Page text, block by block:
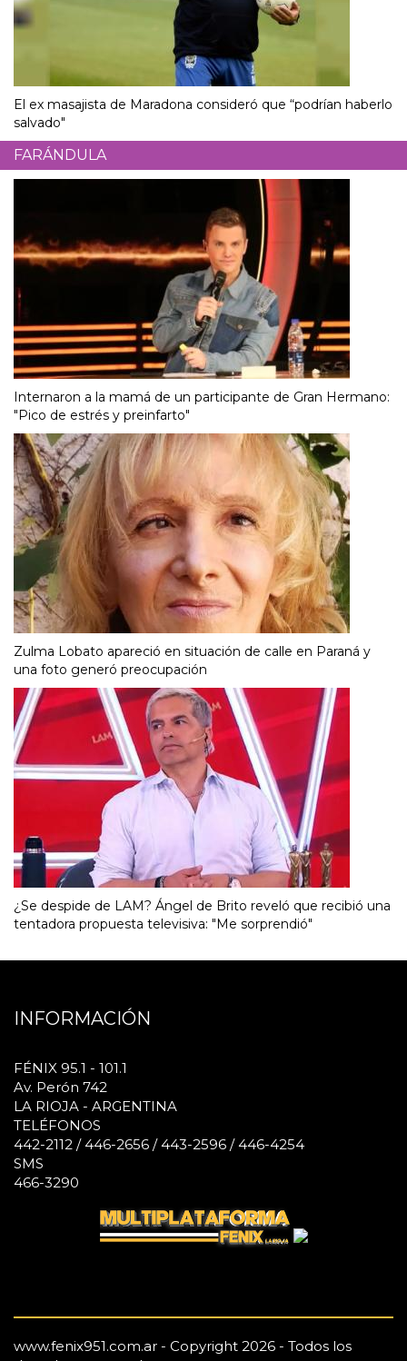
El ex masajista de Maradona consideró que “podrían haberlo
salvado"
FARÁNDULA
Internaron a la mamá de un participante de Gran Hermano:
"Pico de estrés y preinfarto"
Zulma Lobato apareció en situación de calle en Paraná y
una foto generó preocupación
¿Se despide de LAM? Ángel de Brito reveló que recibió una
tentadora propuesta televisiva: "Me sorprendió"
INFORMACIÓN
FÉNIX 95.1 - 101.1
Av. Perón 742
LA RIOJA - ARGENTINA
TELÉFONOS
442-2112 / 446-2656 / 443-2596 / 446-4254
SMS
466-3290
www.fenix951.com.ar - Copyright 2026 - Todos los